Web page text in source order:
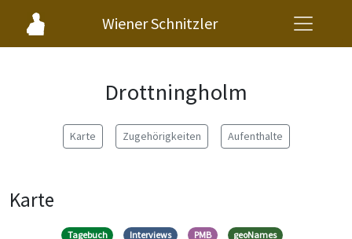
Wiener Schnitzler
Drottningholm
Karte Zugehörigkeiten Aufenthalte
Karte
Tagebuch Interviews PMB geoNames